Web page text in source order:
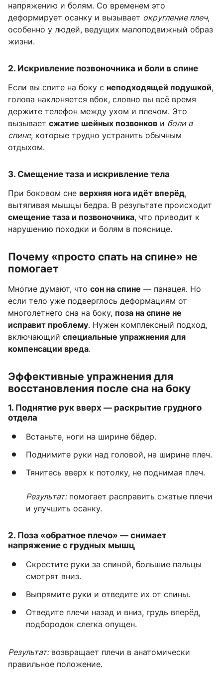
напряжению и болям. Со временем это
деформирует осанку и вызывает округление плеч,
особенно у людей, ведущих малоподвижный образ
жизни.
2. Искривление позвоночника и боли в спине
Если вы спите на боку с неподходящей подушкой,
голова наклоняется вбок, словно вы всё время
держите телефон между ухом и плечом. Это
вызывает сжатие шейных позвонков и боли в
спине, которые трудно устранить обычным
отдыхом.
3. Смещение таза и искривление тела
При боковом сне верхняя нога идёт вперёд,
вытягивая мышцы бедра. В результате происходит
смещение таза и позвоночника, что приводит к
нарушению походки и болям в пояснице.
Почему «просто спать на спине» не
помогает
Многие думают, что сон на спине — панацея. Но
если тело уже подверглось деформациям от
многолетнего сна на боку, поза на спине не
исправит проблему. Нужен комплексный подход,
включающий специальные упражнения для
компенсации вреда.
Эффективные упражнения для
восстановления после сна на боку
1. Поднятие рук вверх — раскрытие грудного
отдела
Встаньте, ноги на ширине бёдер.
Поднимите руки над головой, на ширине плеч.
Тянитесь вверх к потолку, не поднимая плеч.
Результат:помогает расправить сжатые плечи
и улучшить осанку.
2. Поза «обратное плечо» — снимает
напряжение с грудных мышц
Скрестите руки за спиной, большие пальцы
смотрят вниз.
Выпрямите руки и отведите их от спины.
Отведите плечи назад и вниз, грудь вперёд,
подбородок слегка опущен.
Результат:возвращает плечи в анатомически
правильное положение.